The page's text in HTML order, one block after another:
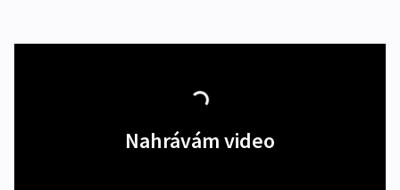
Nahrávám video